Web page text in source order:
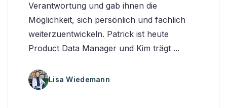
Verantwortung und gab ihnen die
Möglichkeit, sich persönlich und fachlich
weiterzuentwickeln. Patrick ist heute
Product Data Manager und Kim trägt ...
Lisa Wiedemann